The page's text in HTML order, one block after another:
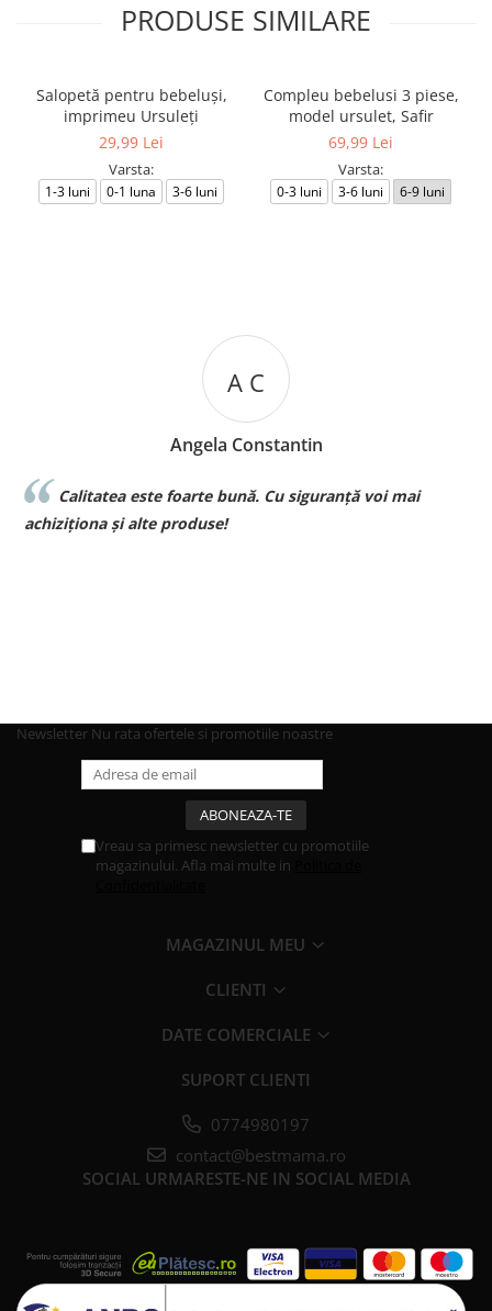
PRODUSE SIMILARE
Salopetă pentru bebeluși,
imprimeu Ursuleți
29,99 Lei
Varsta:
1-3 luni 0-1 luna 3-6 luni
Compleu bebelusi 3 piese,
model ursulet, Safir
69,99 Lei
Varsta:
0-3 luni 3-6 luni 6-9 luni
A C
Angela Constantin
Calitatea este foarte bună. Cu siguranță voi mai
achiziționa și alte produse!
Newsletter Nu rata ofertele si promotiile noastre
Vreau sa primesc newsletter cu promotiile
magazinului. Afla mai multe in
MAGAZINUL MEU
CLIENTI
DATE COMERCIALE
SUPORT CLIENTI
0774980197
contact@bestmama.ro
SOCIAL URMARESTE-NE IN SOCIAL MEDIA